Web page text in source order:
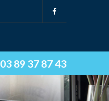
03 89 37 87 43